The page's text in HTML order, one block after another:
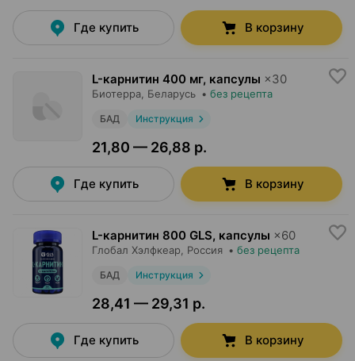
Где купить В корзину
L-карнитин 400 мг, капсулы ×30
Биотерра , Беларусь • без рецепта
БАД Инструкция
21,80 — 26,88 р.
Где купить В корзину
L-карнитин 800 GLS, капсулы ×60
Глобал Хэлфкеар , Россия • без рецепта
БАД Инструкция
28,41 — 29,31 р.
Где купить В корзину